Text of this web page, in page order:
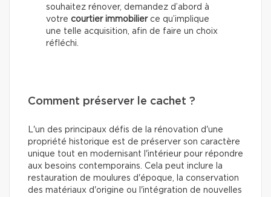
souhaitez rénover, demandez d’abord à
votre courtier immobilierce qu’implique
une telle acquisition, afin de faire un choix
réfléchi.
Comment préserver le cachet ?
L'un des principaux défis de la rénovation d'une
propriété historique est de préserver son caractère
unique tout en modernisant l'intérieur pour répondre
aux besoins contemporains. Cela peut inclure la
restauration de moulures d'époque, la conservation
des matériaux d'origine ou l'intégration de nouvelles